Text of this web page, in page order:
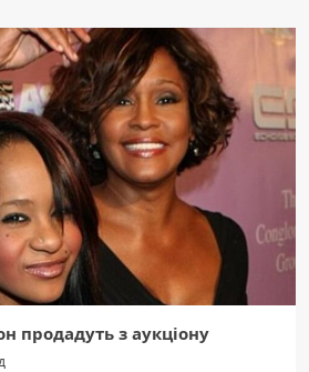
продадуть з аукціону